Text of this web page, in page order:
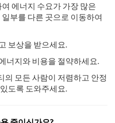
에너지 수요가 가장 많은
부를 다른 곳으로 이동하여
보상을 받으세요.
너지와 비용을 절약하세요.
의 모든 사람이 저렴하고 안정
도록 도와주세요.